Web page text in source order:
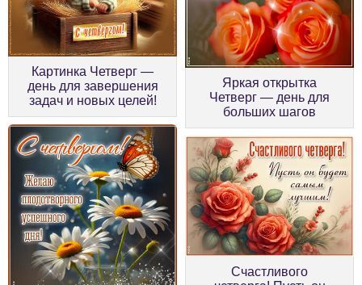
Картинка Четверг —
день для завершения
задач и новых целей!
Яркая открытка
Четверг — день для
больших шагов
Счастливого